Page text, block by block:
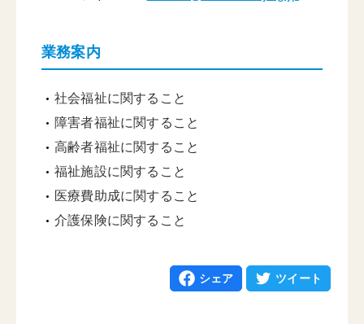
業務案内
社会福祉に関すること
障害者福祉に関すること
高齢者福祉に関すること
福祉施設に関すること
医療費助成に関すること
介護保険に関すること
シェア ツイート